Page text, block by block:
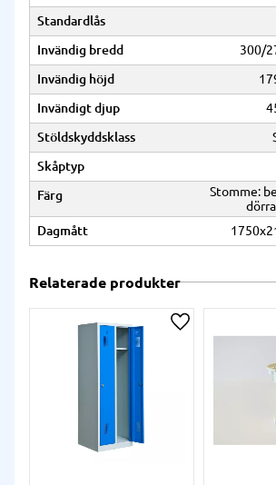
Standardlås
Invändig bredd
300/
Invändig höjd
Invändigt djup
Stöldskyddsklass
Skåptyp
Färg
Stomme:
Dagmått
Relaterade produkter
Lägg till i